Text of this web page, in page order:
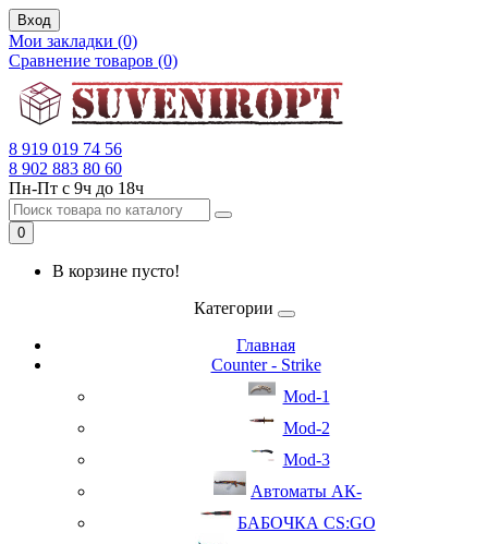
Вход
Мои закладки (0)
Сравнение товаров (0)
8 919 019 74 56
8 902 883 80 60
Пн-Пт с 9ч до 18ч
0
В корзине пусто!
Категории
Главная
Counter - Strike
Mod-1
Mod-2
Mod-3
Автоматы АК-
БАБОЧКА CS:GO